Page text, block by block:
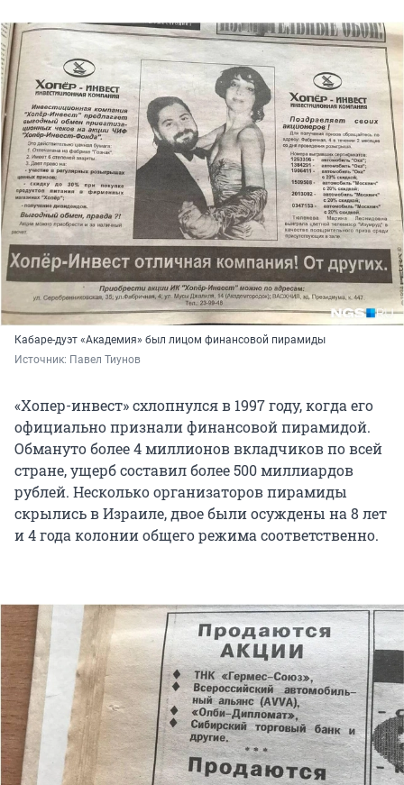
Кабаре-дуэт «Академия» был лицом финансовой пирамиды
Источник: Павел Тиунов
«Хопер-инвест» схлопнулся в 1997 году, когда его
официально признали финансовой пирамидой.
Обмануто более 4 миллионов вкладчиков по всей
стране, ущерб составил более 500 миллиардов
рублей. Несколько организаторов пирамиды
скрылись в Израиле, двое были осуждены на 8 лет
и 4 года колонии общего режима соответственно.